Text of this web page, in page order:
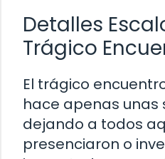
Detalles
Trágico
El trágico
hace apenas unas
dejando a todos
presenciaron o